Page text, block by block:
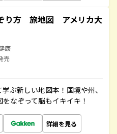
り方 旅地図 アメリカ大
康
売
ぶ新しい地図本！国境や州、
なぞって脳もイキイキ！
詳細を見る